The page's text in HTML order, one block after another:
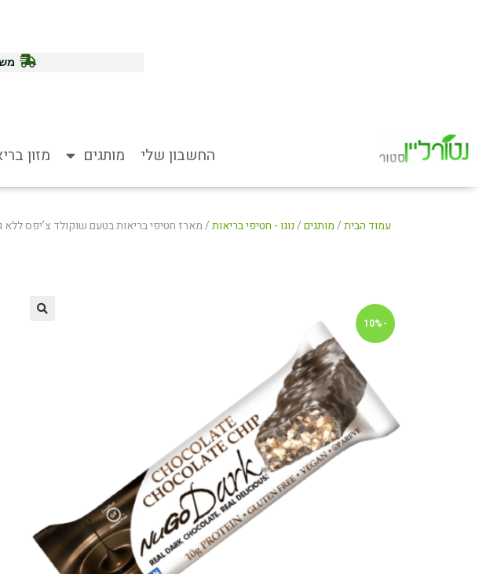
החשבון שלי מותגים מזון
עמוד הבית/מותגים/נוגו - חטיפי בריאות/ מארז חטיפי בריאות בטעם שוקולד צ’יפס ללא
-10%